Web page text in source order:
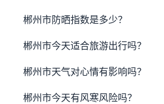
郴州市防晒指数是多少？
郴州市今天适合旅游出行吗？
郴州市天气对心情有影响吗？
郴州市今天有风寒风险吗？